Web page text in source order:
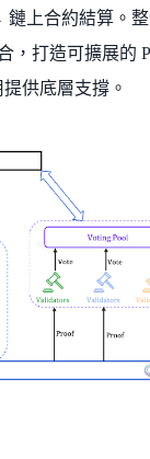
上合約結算。
，打造可擴展的
供底層支撐。